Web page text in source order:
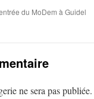
du MoDem à Guidel
ne sera pas publiée.